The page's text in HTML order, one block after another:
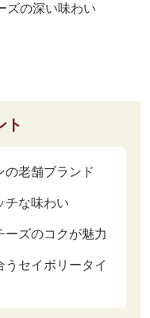
ズの深い味わい
ト
の老舗ブランド
チな味わい
ズのコクが魅力
セイボリータイ